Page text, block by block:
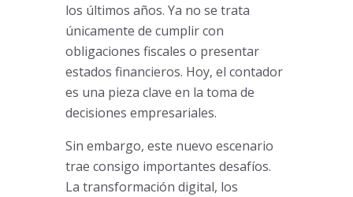
los últimos años. Ya no se trata
únicamente de cumplir con
obligaciones fiscales o presentar
estados financieros. Hoy, el contador
es una pieza clave en la toma de
decisiones empresariales.
Sin embargo, este nuevo escenario
trae consigo importantes desafíos.
La transformación digital, los